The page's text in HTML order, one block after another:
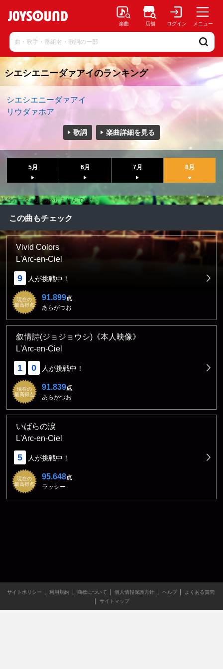
楽曲 店舗 ログイン メニュー
シエシエニーダァアイのランキング
シエシエニーダァアイ
リウダァホア
歌詞 楽曲詳細を見る
5月 6月 7月 8月
該当データが見つかりませんでした。
この曲もチェック
Vivid Colors
L'Arc-en-Ciel
9 人が挑戦中！
現在の
最高得点
91.899点
あらがつお
叙情詩(ジョジョウシ)《本人映像》
L'Arc-en-Ciel
1 0 人が挑戦中！
現在の
最高得点
91.839点
あらがつお
いばらの涙
L'Arc-en-Ciel
5 人が挑戦中！
現在の
最高得点
95.648点
ラッシー
サイトポリシー 利用規約 商標について 個人情報保護方針 ヘルプ
よくある質問
サイトマップ